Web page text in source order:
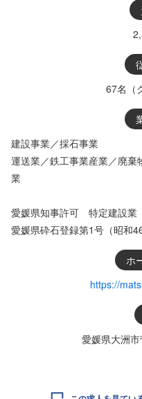
67名（
建設事業／採石事業
運送業／鉄工事業産業／廃
業
愛媛県知事許可 特定建設業
愛媛県砕石登録第1号（昭和
ホ
https://
愛媛県大洲